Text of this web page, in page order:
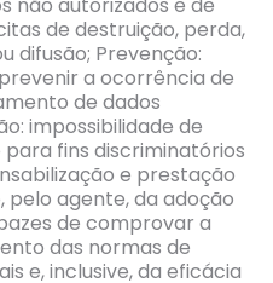
não autorizados e de
de destruição, perda,
difusão; Prevenção:
a ocorrência de
de dados
impossibilidade de
fins discriminatórios
e prestação
agente, da adoção
de comprovar a
das normas de
e, inclusive, da eficácia